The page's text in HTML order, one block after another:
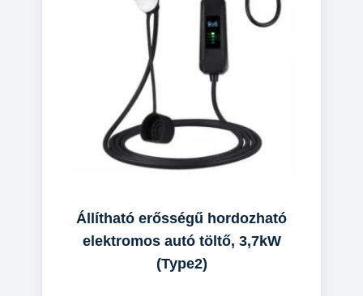
Állítható erősségű hordozható
elektromos autó töltő, 3,7kW
(Type2)